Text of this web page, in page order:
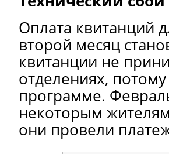
Оплата квитанций
второй месяц
квитанции не
отделениях,
программе.
некоторым
они провели